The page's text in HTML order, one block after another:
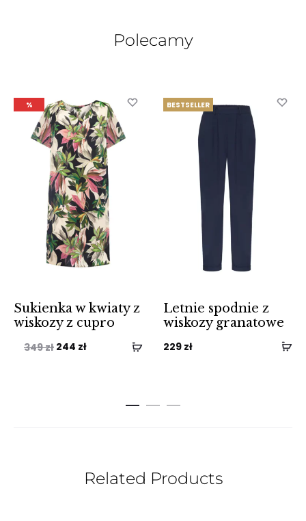
Polecamy
%
Sukienka w kwiaty z
wiskozy z cupro
349zł Pierwotna
244 złAktualna
BESTSELLER
Letnie spodnie z
wiskozy granatowe
229 zł
Related Products